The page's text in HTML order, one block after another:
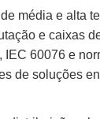
média e alta
e caixas
60076 e
de soluções